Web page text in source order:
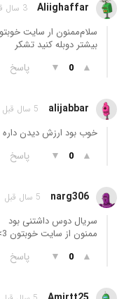
Aliighaffar 3 سال قبل
سلام‌ممنون ار سایت
بیشتر دوبله کنید تشکر
▲
0
▼ پاسخ
alijabbar 5 سال قبل
خوب بود ارزش دیدن داره
▲
0
▼ پاسخ
narg306 5 سال قبل
سریال دوس داشتنی بود
ممنون از سایت خوبتون 3>
▲
0
▼ پاسخ